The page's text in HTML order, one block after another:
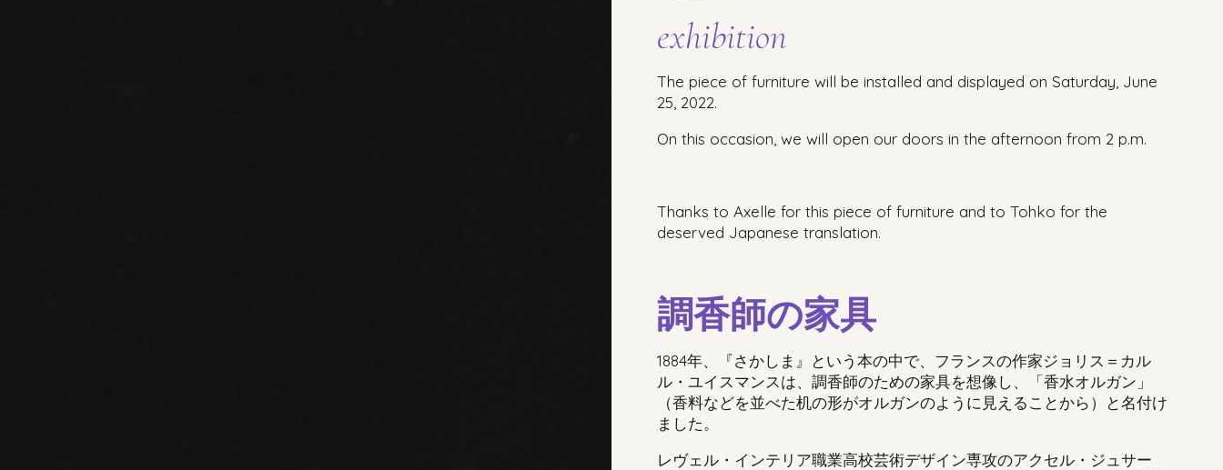
exhibition
The piece of furniture will be installed and displayed on Saturday, June
25, 2022.
On this occasion, we will open our doors in the afternoon from 2 p.m.
Thanks to Axelle for this piece of furniture and to Tohko for the
deserved Japanese translation.
調香師の家具
1884年、『さかしま』という本の中で、フランスの作家ジョリス＝カル
ル・ユイスマンスは、調香師のための家具を想像し、
「香水オルガン 」
（香料などを並べた机の形がオルガンのように見えることから）と名付け
ました。
レヴェル ・ インテリア職業高校芸術デザイン専攻のアクセル・ジュサー